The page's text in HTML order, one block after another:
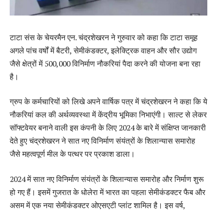
टाटा संस के चेयरमैन एन. चंद्रशेखरन ने गुरुवार को कहा कि टाटा समूह
अगले पांच वर्षों में बैटरी, सेमीकंडक्टर, इलेक्ट्रिक वाहन और सौर उद्योग
जैसे क्षेत्रों में 500,000 विनिर्माण नौकरियां पैदा करने की योजना बना रहा
है।
ग्रुप के कर्मचारियों को लिखे अपने वार्षिक पत्र में चंद्रशेखरन ने कहा कि ये
नौकरियां कल की अर्थव्यवस्था में केंद्रीय भूमिका निभाएंगी। साल्ट से लेकर
सॉफ्टवेयर बनाने वाली इस कंपनी के लिए 2024 के बारे में संक्षिप्त जानकारी
देते हुए चंद्रशेखरन ने सात नए विनिर्माण संयंत्रों के शिलान्यास समारोह
जैसे महत्वपूर्ण मील के पत्थर पर प्रकाश डाला।
2024 में सात नए विनिर्माण संयंत्रों के शिलान्यास समारोह और निर्माण शुरू
हो गए हैं। इसमें गुजरात के धोलेरा में भारत का पहला सेमीकंडक्टर फैब और
असम में एक नया सेमीकंडक्टर ओएसएटी प्लांट शामिल है। इस वर्ष,